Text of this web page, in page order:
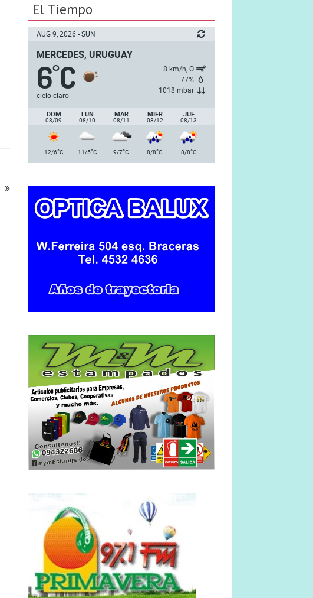
El Tiempo
AUG 9, 2026 - SUN
MERCEDES, URUGUAY
6°C
cielo claro
8 km/h, O
77%
1018 mbar
DOM
08/09
LUN
08/10
MAR
08/11
MIER
08/12
JUE
08/13
12/6°C 11/5°C 9/7°C 8/8°C 8/8°C